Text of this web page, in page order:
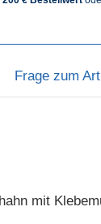
Frage zum
mit